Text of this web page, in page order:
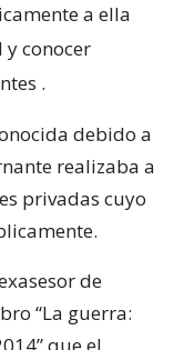
a ella
conocer
.
debido a
realizaba a
privadas cuyo
de
“La guerra: